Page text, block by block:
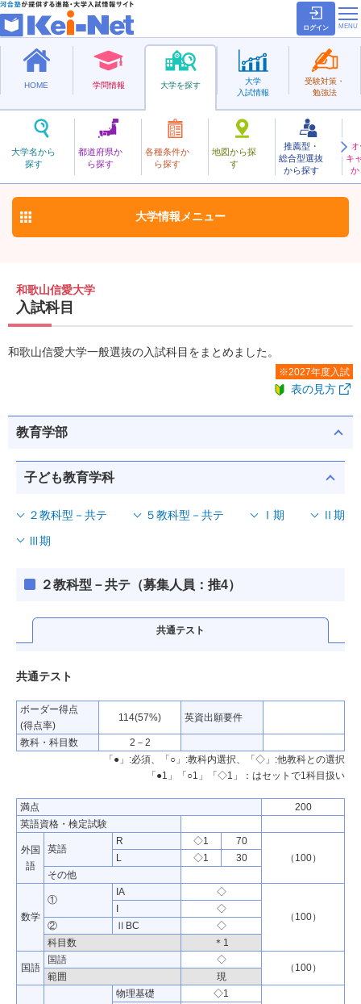
ログイン
HOME 学問情報 大学を探す
大学名から
探す
都道府県か
ら探す
各種条件か
ら探す
地図から探
す
推薦型・
総合型選抜
から探す
キ
か
大学
入試情報
受験対策・
勉強法
私立
わかやましんあい
和歌山信愛大学 お気に入り
大学情報 メニュー
和歌山信愛大学
入試科目
和歌山信愛大学一般選抜の入試科目をまとめました。
※2027年度入試
表の見方
教育学部
子ども教育学科
２教科型－共テ ５教科型－共テ Ⅰ期
Ⅱ期
Ⅲ期
２教科型－共テ（募集人員：推4）
共通テスト
共通テスト
ボーダー得点
(得点率)
114(57%) 英資出願要件
教科・科目数
2－2
「●」:必須、「○」:教科内選択、「◇」:他教科との選択
「●1」「○1」「◇1」：はセットで1科目扱い
満点
200
英語資格・検定試験
外国
語
英語
R ◇1
70
（100）
L ◇1
30
その他
数学
①
IA ◇
（100）
◇
②
ⅡBC
◇
科目数
＊1
国語
国語 ◇
（100）
範囲 現
物理基礎 ◇1